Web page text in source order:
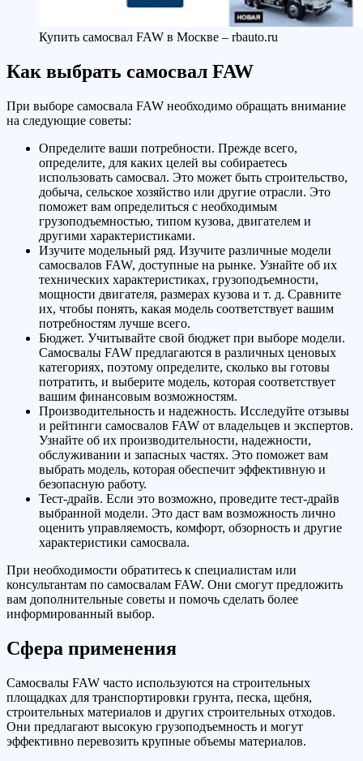
Купить самосвал FAW в Москве – rbauto.ru
Как выбрать самосвал FAW
При выборе самосвала FAW необходимо обращать внимание
на следующие советы:
Определите ваши потребности. Прежде всего,
определите, для каких целей вы собираетесь
использовать самосвал. Это может быть строительство,
добыча, сельское хозяйство или другие отрасли. Это
поможет вам определиться с необходимым
грузоподъемностью, типом кузова, двигателем и
другими характеристиками.
Изучите модельный ряд. Изучите различные модели
самосвалов FAW, доступные на рынке. Узнайте об их
технических характеристиках, грузоподъемности,
мощности двигателя, размерах кузова и т. д. Сравните
их, чтобы понять, какая модель соответствует вашим
потребностям лучше всего.
Бюджет. Учитывайте свой бюджет при выборе модели.
Самосвалы FAW предлагаются в различных ценовых
категориях, поэтому определите, сколько вы готовы
потратить, и выберите модель, которая соответствует
вашим финансовым возможностям.
Производительность и надежность. Исследуйте отзывы
и рейтинги самосвалов FAW от владельцев и экспертов.
Узнайте об их производительности, надежности,
обслуживании и запасных частях. Это поможет вам
выбрать модель, которая обеспечит эффективную и
безопасную работу.
Тест-драйв. Если это возможно, проведите тест-драйв
выбранной модели. Это даст вам возможность лично
оценить управляемость, комфорт, обзорность и другие
характеристики самосвала.
При необходимости обратитесь к специалистам или
консультантам по самосвалам FAW. Они смогут предложить
вам дополнительные советы и помочь сделать более
информированный выбор.
Сфера применения
Самосвалы FAW часто используются на строительных
площадках для транспортировки грунта, песка, щебня,
строительных материалов и других строительных отходов.
Они предлагают высокую грузоподъемность и могут
эффективно перевозить крупные объемы материалов.